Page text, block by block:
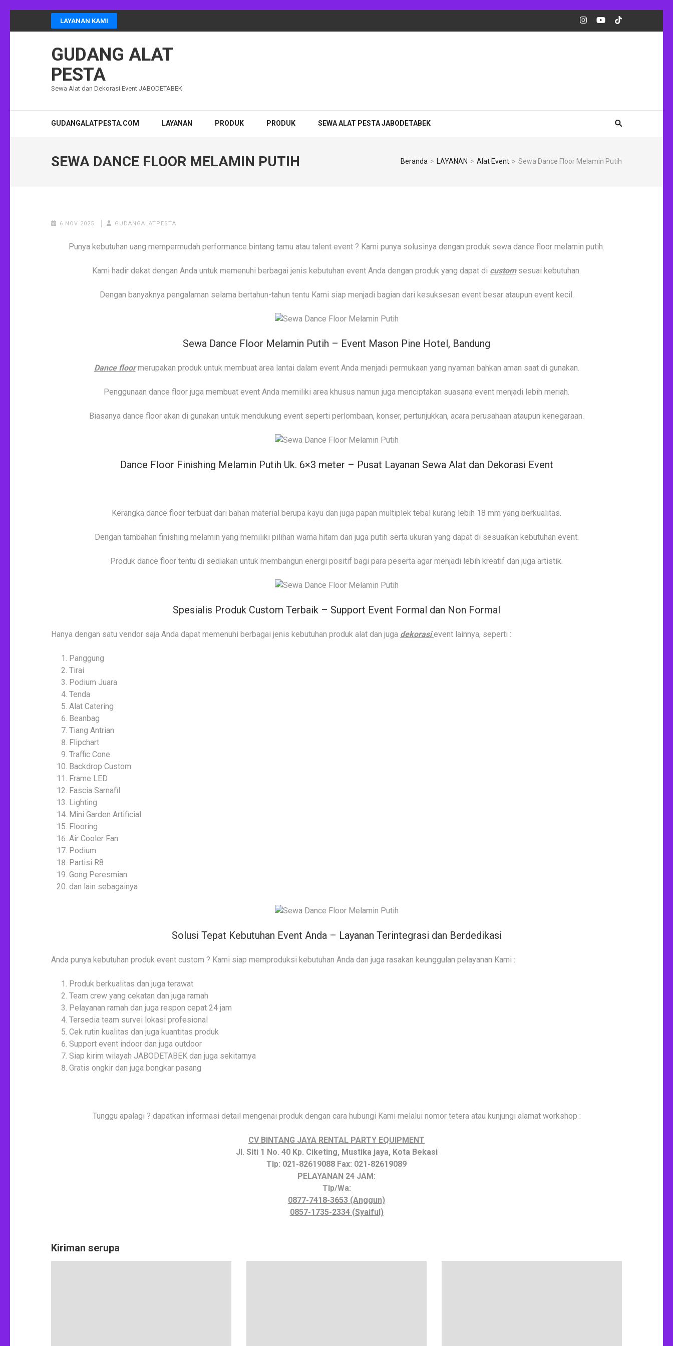
LAYANAN KAMI
GUDANG ALAT
PESTA
Sewa Alat dan Dekorasi Event JABODETABEK
GUDANGALATPESTA.COM LAYANAN PRODUK PRODUK SEWA ALAT PESTA JABODETABEK
SEWA DANCE FLOOR MELAMIN PUTIH Beranda > LAYANAN > Alat Event > Sewa Dance Floor Melamin Putih
6 NOV 2025 GUDANGALATPESTA
Punya kebutuhan uang mempermudah performance bintang tamu atau talent event ? Kami punya solusinya dengan produk sewa dance floor melamin putih.
Kami hadir dekat dengan Anda untuk memenuhi berbagai jenis kebutuhan event Anda dengan produk yang dapat di customsesuai kebutuhan.
Dengan banyaknya pengalaman selama bertahun-tahun tentu Kami siap menjadi bagian dari kesuksesan event besar ataupun event kecil.
Sewa Dance Floor Melamin Putih – Event Mason Pine Hotel, Bandung
Dance floormerupakan produk untuk membuat area lantai dalam event Anda menjadi permukaan yang nyaman bahkan aman saat di gunakan.
Penggunaan dance floor juga membuat event Anda memiliki area khusus namun juga menciptakan suasana event menjadi lebih meriah.
Biasanya dance floor akan di gunakan untuk mendukung event seperti perlombaan, konser, pertunjukkan, acara perusahaan ataupun kenegaraan.
Dance Floor Finishing Melamin Putih Uk. 6×3 meter – Pusat Layanan Sewa Alat dan Dekorasi Event
Kerangka dance floor terbuat dari bahan material berupa kayu dan juga papan multiplek tebal kurang lebih 18 mm yang berkualitas.
Dengan tambahan finishing melamin yang memiliki pilihan warna hitam dan juga putih serta ukuran yang dapat di sesuaikan kebutuhan event.
Produk dance floor tentu di sediakan untuk membangun energi positif bagi para peserta agar menjadi lebih kreatif dan juga artistik.
Spesialis Produk Custom Terbaik – Support Event Formal dan Non Formal
Hanya dengan satu vendor saja Anda dapat memenuhi berbagai jenis kebutuhan produk alat dan juga dekorasievent lainnya, seperti :
Panggung
Tirai
Podium Juara
Tenda
Alat Catering
Beanbag
Tiang Antrian
Flipchart
Traffic Cone
Backdrop Custom
Frame LED
Fascia Sarnafil
Lighting
Mini Garden Artificial
Flooring
Air Cooler Fan
Podium
Partisi R8
Gong Peresmian
dan lain sebagainya
Solusi Tepat Kebutuhan Event Anda – Layanan Terintegrasi dan Berdedikasi
Anda punya kebutuhan produk event custom ? Kami siap memproduksi kebutuhan Anda dan juga rasakan keunggulan pelayanan Kami :
Produk berkualitas dan juga terawat
Team crew yang cekatan dan juga ramah
Pelayanan ramah dan juga respon cepat 24 jam
Tersedia team survei lokasi profesional
Cek rutin kualitas dan juga kuantitas produk
Support event indoor dan juga outdoor
Siap kirim wilayah JABODETABEK dan juga sekitarnya
Gratis ongkir dan juga bongkar pasang
Tunggu apalagi ? dapatkan informasi detail mengenai produk dengan cara hubungi Kami melalui nomor tetera atau kunjungi alamat workshop :
CV BINTANG JAYA RENTAL PARTY EQUIPMENT
Jl. Siti 1 No. 40 Kp. Ciketing, Mustika jaya, Kota Bekasi
Tlp: 021-82619088 Fax: 021-82619089
PELAYANAN 24 JAM:
Tlp/Wa:
0877-7418-3653 (Anggun)
0857-1735-2334 (Syaiful)
Kiriman serupa